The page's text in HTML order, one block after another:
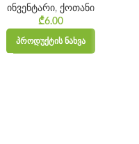
ინვენტარი, ქოთანი
₾6.00
ᲞᲠᲝᲓᲣᲥᲢᲘᲡ ᲜᲐᲮᲕᲐ